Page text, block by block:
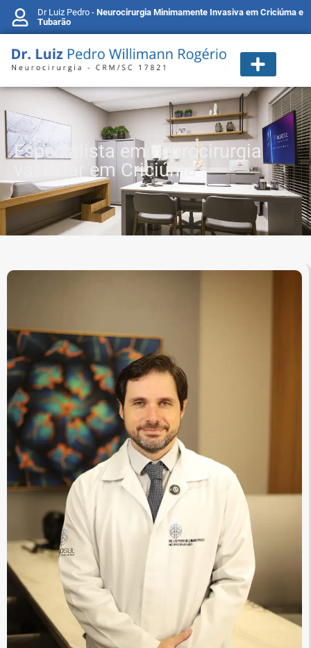
Dr Luiz Pedro - Neurocirurgia Minimamente Invasiva em Criciúma e
Tubarão
Especialista em neurocirurgia
vascular em Criciúma